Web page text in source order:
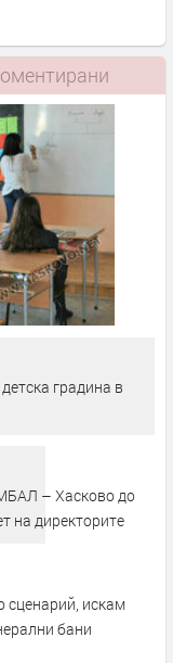
градина в
– Хасково до
на директорите
сценарий, искам
бани